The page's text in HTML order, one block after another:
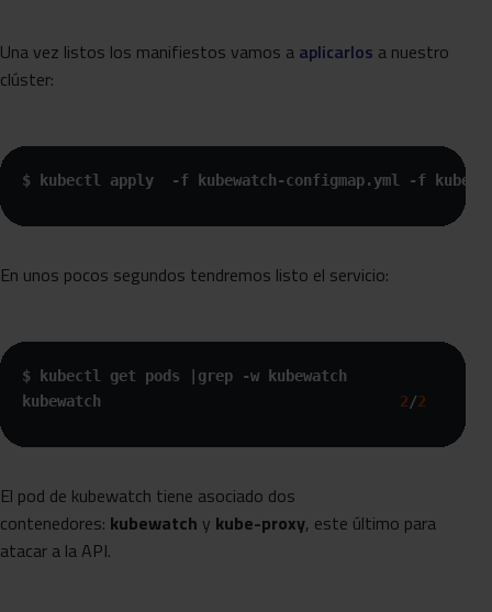
Una vez listos los manifiestos vamos a aplicarlos a nuestro
clúster:
$ kubectl apply  -f kubewatch-configmap.yml -f
En unos pocos segundos tendremos listo el servicio:
$ kubectl get pods |grep -w kubewatch
kubewatch 2/2
El pod de kubewatch tiene asociado dos
contenedores: kubewatch y kube-proxy, este último para
atacar a la API.